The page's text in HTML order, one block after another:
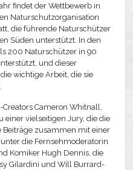
findet der Wettbewerb in
Naturschutzorganisation
die führende Naturschützer
Süden unterstützt. In den
200 Naturschützer in 90
und dieser
wichtige Arbeit, die sie
Cameron Whitnall,
einer vielseitigen Jury, die die
Beiträge zusammen mit einer
die Fernsehmoderatorin
Komiker Hugh Dennis, die
Gilardini und Will Burrard-